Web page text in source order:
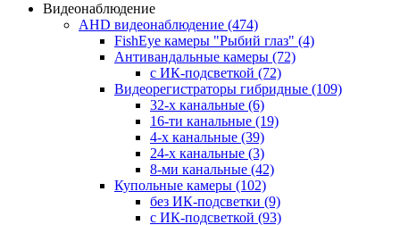
Видеонаблюдение
AHD видеонаблюдение (474)
FishEye камеры "Рыбий глаз" (4)
Антивандальные камеры (72)
с ИК-подсветкой (72)
Видеорегистраторы гибридные (109)
32-х канальные (6)
16-ти канальные (19)
4-х канальные (39)
24-х канальные (3)
8-ми канальные (42)
Купольные камеры (102)
без ИК-подсветки (9)
с ИК-подсветкой (93)